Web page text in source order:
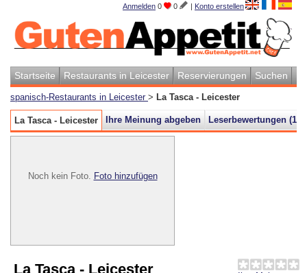
Anmelden 0 0 | Konto erstellen
Startseite Restaurants in Leicester Reservierungen Suchen
spanisch-Restaurants in Leicester > La Tasca - Leicester
La Tasca - Leicester Ihre Meinung abgeben Leserbewertungen (1
Noch kein Foto. Foto hinzufügen
La Tasca - Leicester